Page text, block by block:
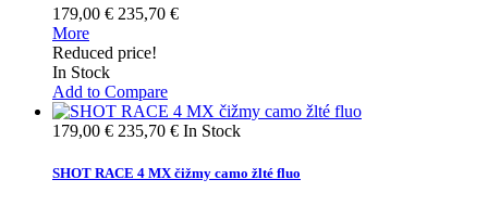
179,00 € 235,70 €
More
Reduced price!
In Stock
Add to Compare
179,00 € 235,70 € In Stock
SHOT RACE 4 MX čižmy camo žlté fluo